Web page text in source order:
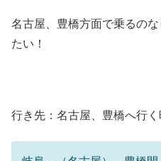
名古屋、豊橋方面で乗るの
たい！
行き先：名古屋、豊橋へ行く